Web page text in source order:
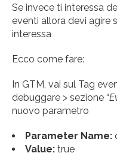
Se invece ti interessa
eventi allora devi agire
interessa
Ecco come fare:
In GTM, vai sul Tag
debuggare > sezione “
nuovo parametro
Parameter Name:
Value: true